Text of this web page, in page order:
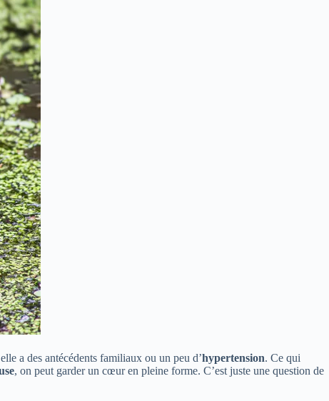
a des antécédents familiaux ou un peu d’hypertension. Ce qui
, on peut garder un cœur en pleine forme. C’est juste une question de